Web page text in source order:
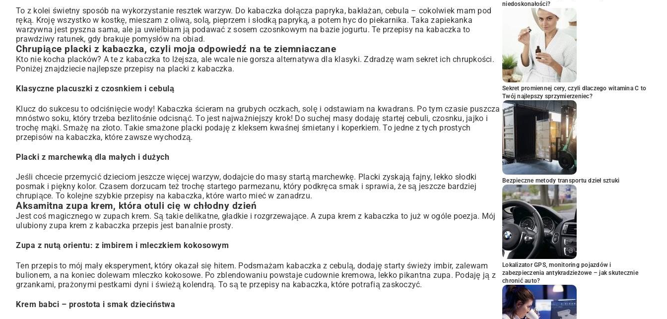
To z kolei świetny sposób na wykorzystanie resztek warzyw. Do kabaczka dołącza papryka, bakłażan, cebula – cokolwiek mam pod
ręką. Kroję wszystko w kostkę, mieszam z oliwą, solą, pieprzem i słodką papryką, a potem hyc do piekarnika. Takazapiekanka
warzywna jest pyszna sama, ale ja uwielbiam ją podawać z sosem czosnkowym na bazie jogurtu. Te przepisy na kabaczka to
prawdziwy ratunek, gdy brakuje pomysłów na obiad.
Chrupiące placki z kabaczka, czyli moja odpowiedź na te ziemniaczane
Kto nie kocha placków? A te z kabaczka to lżejsza, ale wcale nie gorsza alternatywa dla klasyki. Zdradzę wam sekret ich chrupkości.
Poniżej znajdziecie najlepsze przepisy na placki z kabaczka.
Klasyczne placuszki z czosnkiem i cebulą
Klucz do sukcesu to odciśnięcie wody! Kabaczka ścieram na grubych oczkach, solę i odstawiam na kwadrans. Po tym czasie puszcza
mnóstwo soku, który trzeba bezlitośnie odcisnąć. To jest najważniejszy krok! Do suchej masy dodaję startej cebuli, czosnku, jajko i
trochę mąki. Smażę na złoto. Takie smażone placki podaję z kleksem kwaśnej śmietany i koperkiem. To jedne z tych prostych
przepisów na kabaczka, które zawsze wychodzą.
Placki z marchewką dla małych i dużych
Jeśli chcecie przemycić dzieciom jeszcze więcej warzyw, dodajcie do masy startą marchewkę. Placki zyskają fajny, lekko słodki
posmak i piękny kolor. Czasem dorzucam też trochę startego parmezanu, który podkręca smak i sprawia, że są jeszcze bardziej
chrupiące. To kolejne szybkie przepisy na kabaczka, które warto mieć w zanadrzu.
Aksamitna zupa krem, która otuli cię w chłodny dzień
Jest coś magicznego w zupach krem. Są takie delikatne, gładkie i rozgrzewające. A zupa krem z kabaczka to już w ogóle poezja. Mój
ulubiony zupa krem z kabaczka przepis jest banalnie prosty.
Zupa z nutą orientu: z imbirem i mleczkiem kokosowym
Ten przepis to mój mały eksperyment, który okazał się hitem. Podsmażam kabaczka z cebulą, dodaję starty świeży imbir, zalewam
bulionem, a na koniec dolewam mleczko kokosowe. Po zblendowaniu powstaje cudownie kremowa, lekko pikantna zupa. Podaję ją z
grzankami, prażonymi pestkami dyni i świeżą kolendrą. To są te przepisy na kabaczka, które potrafią zaskoczyć.
Krem babci – prostota i smak dzieciństwa
niedoskonałości?
Sekret promiennej cery, czyli dlaczego witamina C to
Twój najlepszy sprzymierzeniec?
Bezpieczne metody transportu dzieł sztuki
Lokalizator GPS, monitoring pojazdów i
zabezpieczenia antykradzieżowe – jak skutecznie
chronić auto?